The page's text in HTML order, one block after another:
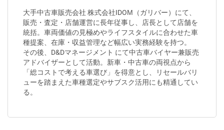
大手中古車販売会社 株式会社IDOM（ガリバー）にて、
販売・査定・店舗運営に長年従事し、店長として店舗を
統括。車両価値の見極めやライフスタイルに合わせた車
種提案、在庫・収益管理など幅広い実務経験を持つ。
その後、D&Dマネージメント にて中古車バイヤー兼販売
アドバイザーとして活動。新車・中古車の両視点から
「総コストで考える車選び」を得意とし、リセールバリ
ューを踏まえた車種選定やサブスク活用にも精通してい
る。